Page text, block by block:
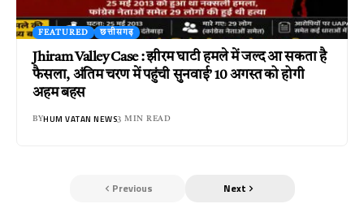
FEATURED छत्तीसगढ़
Jhiram Valley Case : झीरम घाटी हमले में जल्द आ सकता है
फैसला, अंतिम चरण में पहुंची सुनवाई’ 10 अगस्त को होगी
अहम बहस
BYHUM VATAN NEWS3 MIN READ
Previous Next